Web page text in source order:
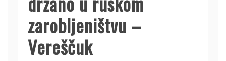
zarobljeništvu –
Vereščuk